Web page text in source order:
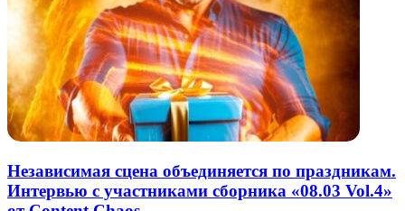
Независимая сцена объединяется по праздникам.
Интервью с участниками сборника «08.03 Vol.4»